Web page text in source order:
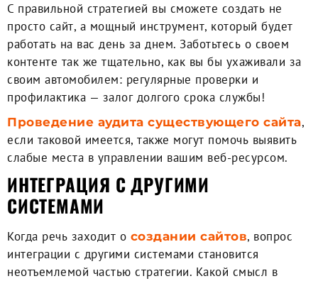
C правильной стратегией вы сможете создать не
просто сайт, а мощный инструмент, который будет
работать на вас день за днем. Заботьтесь о своем
контенте так же тщательно, как вы бы ухаживали за
своим автомобилем: регулярные проверки и
профилактика — залог долгого срока службы!
Проведение аудита существующего сайта,
если таковой имеется, также могут помочь выявить
слабые места в управлении вашим веб-ресурсом.
ИНТЕГРАЦИЯ С ДРУГИМИ
СИСТЕМАМИ
Когда речь заходит о создании сайтов, вопрос
интеграции с другими системами становится
неотъемлемой частью стратегии. Какой смысл в